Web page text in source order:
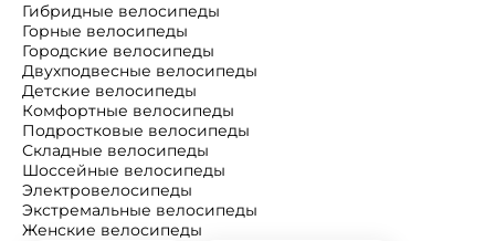
Гибридные велосипеды
Горные велосипеды
Городские велосипеды
Двухподвесные велосипеды
Детские велосипеды
Комфортные велосипеды
Подростковые велосипеды
Складные велосипеды
Шоссейные велосипеды
Электровелосипеды
Экстремальные велосипеды
Женские велосипеды